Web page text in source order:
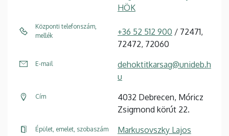
HÖK
Központi telefonszám,
mellék
+36 52 512 900 / 72471,
72472, 72060
E-mail
dehoktitkarsag@unideb.h
u
Cím
4032 Debrecen, Móricz
Zsigmond körút 22.
Épület, emelet, szobaszám
Markusovszky Lajos